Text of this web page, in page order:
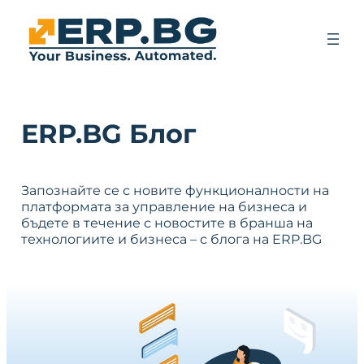
ERP.BG Блог
Запознайте се с новите функционалности на
платформата за управление на бизнеса и
бъдете в течение с новостите в бранша на
технологиите и бизнеса – с блога на ERP.BG